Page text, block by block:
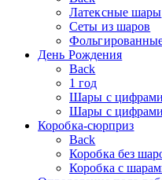
Латексные шары
Сеты из шаров
День Рождения
Back
1 год
Шары с цифрами
Шары с цифрами
Коробка-сюрприз
Back
Коробка без
Коробка с